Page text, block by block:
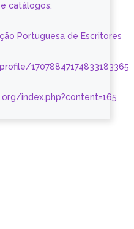
catálogos;
Portuguesa de Escritores
17078847174833183365
index.php?content=165